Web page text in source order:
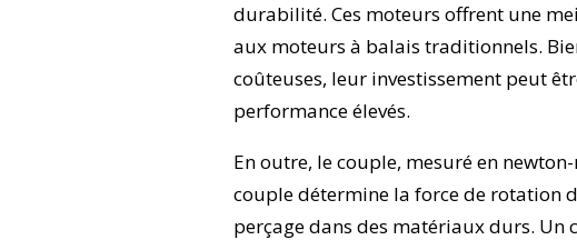
durabilité. Ces moteurs offrent une
aux moteurs à balais traditionnels.
coûteuses, leur investissement peut
performance élevés.
En outre, le couple, mesuré en
couple détermine la force de rotation
perçage dans des matériaux durs. Un